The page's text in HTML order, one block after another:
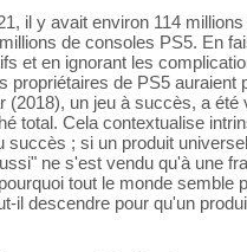
il y avait environ 114
de consoles PS5. En
et en ignorant les
propriétaires de PS5 auraient
(2018), un jeu à succès, a été
total. Cela contextualise
succès ; si un produit
ne s'est vendu qu'à une
tout le monde semble
il descendre pour qu'un